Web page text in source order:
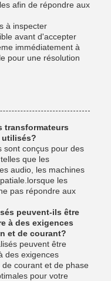
afin de répondre aux
à inspecter
avant d'accepter
immédiatement à
pour une résolution
transformateurs
utilisés?
sont conçus pour des
que les
audio, les machines
les
pas répondre aux
peuvent-ils être
à des exigences
et de courant?
peuvent être
des exigences
courant et de phase
pour votre